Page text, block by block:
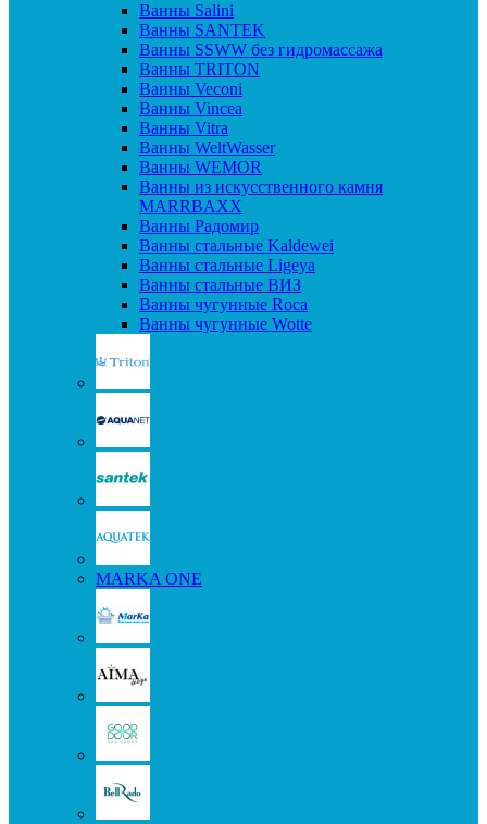
Ванны Salini
Ванны SANTEK
Ванны SSWW без гидромассажа
Ванны TRITON
Ванны Veconi
Ванны Vincea
Ванны Vitra
Ванны WeltWasser
Ванны WEMOR
Ванны из искусственного камня
MARRBAXX
Ванны Радомир
Ванны стальные Kaldewei
Ванны стальные Ligeya
Ванны стальные ВИЗ
Ванны чугунные Roca
Ванны чугунные Wotte
MARKA ONE